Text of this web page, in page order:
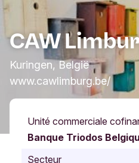
CAW
Kuringen, België
www.cawlimburg.be/
Unité commerciale
Banque Triodos
Secteur